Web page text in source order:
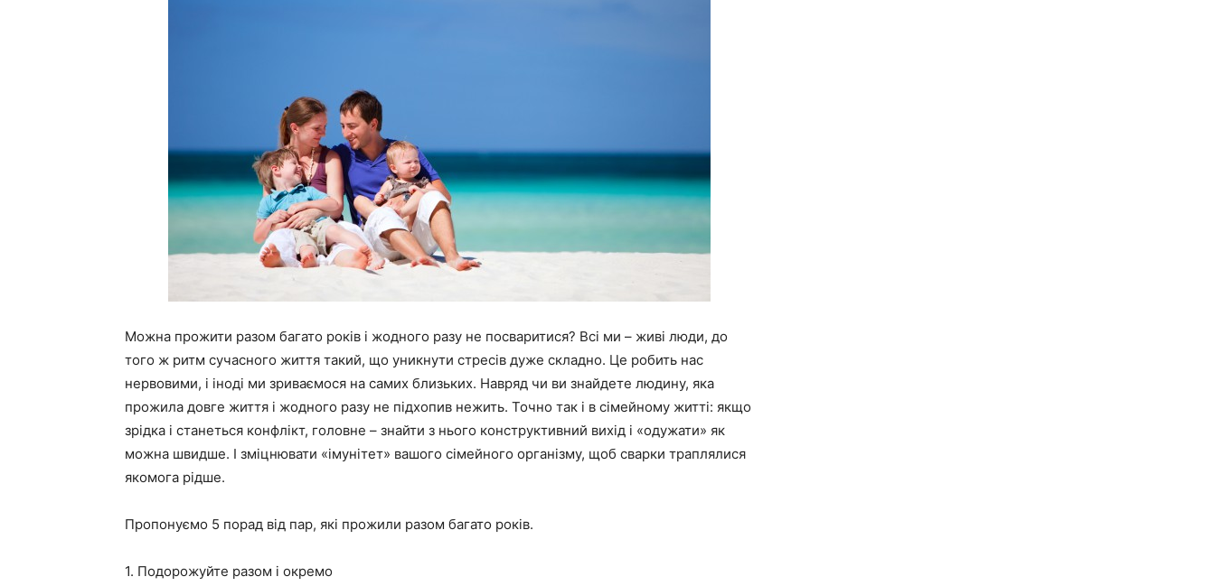
Можна прожити разом багато років і жодного разу не посваритися? Всі ми – живі люди, до
того ж ритм сучасного життя такий, що уникнути стресів дуже складно. Це робить нас
нервовими, і іноді ми зриваємося на самих близьких. Навряд чи ви знайдете людину, яка
прожила довге життя і жодного разу не підхопив нежить. Точно так і в сімейному житті: якщо
зрідка і станеться конфлікт, головне – знайти з нього конструктивний вихід і «одужати» як
можна швидше. І зміцнювати «імунітет» вашого сімейного організму, щоб сварки траплялися
якомога рідше.
Пропонуємо 5 порад від пар, які прожили разом багато років.
1. Подорожуйте разом і окремо